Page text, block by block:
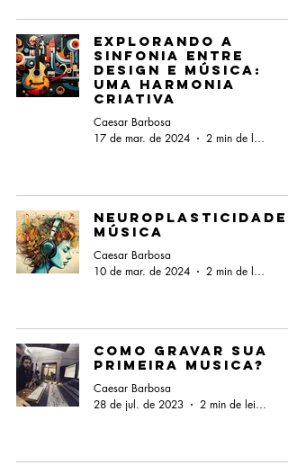
Explorando a
Sinfonia entre
Design e Música:
Uma Harmonia
Criativa
Caesar Barbosa
17 de mar. de 2024
2 min de leitura
Neuroplasticidade
Música
Caesar Barbosa
10 de mar. de 2024
2 min de leitura
Como gravar sua
primeira musica?
Caesar Barbosa
28 de jul. de 2023
2 min de leitura